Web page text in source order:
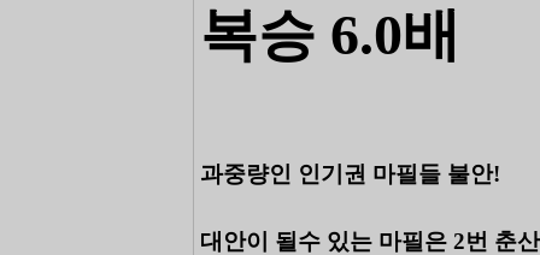
복승 6.0배
과중량인 인기권 마필들 불안!
대안이 될수 있는 마필은 2번 춘